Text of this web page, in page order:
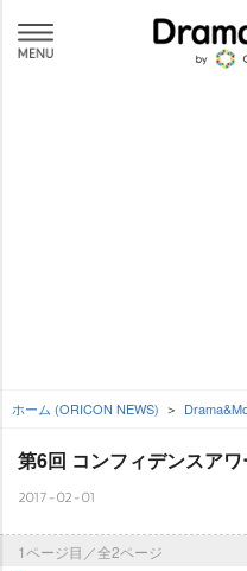
ホーム (ORICON NEWS)
第6回 コンフィデンスア
2017-02-01
1ページ目／全2ページ